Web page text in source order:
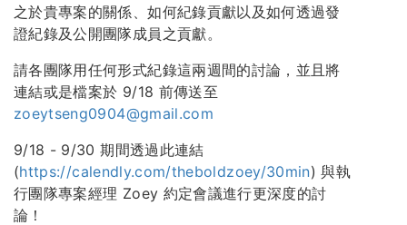
之於貴專案的關係、如何紀錄貢獻以及如何透過發
證紀錄及公開團隊成員之貢獻。
請各團隊用任何形式紀錄這兩週間的討論，並且將
連結或是檔案於 9/18 前傳送至
zoeytseng0904@gmail.com
9/18 - 9/30 期間透過此連結
(https://calendly.com/theboldzoey/30min) 與執
行團隊專案經理 Zoey 約定會議進行更深度的討
論！